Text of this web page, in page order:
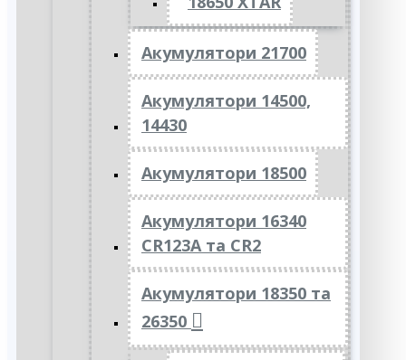
Акумулятори 21700
Акумулятори 14500,
14430
Акумулятори 18500
Акумулятори 16340
CR123A та CR2
Акумулятори 18350 та
26350